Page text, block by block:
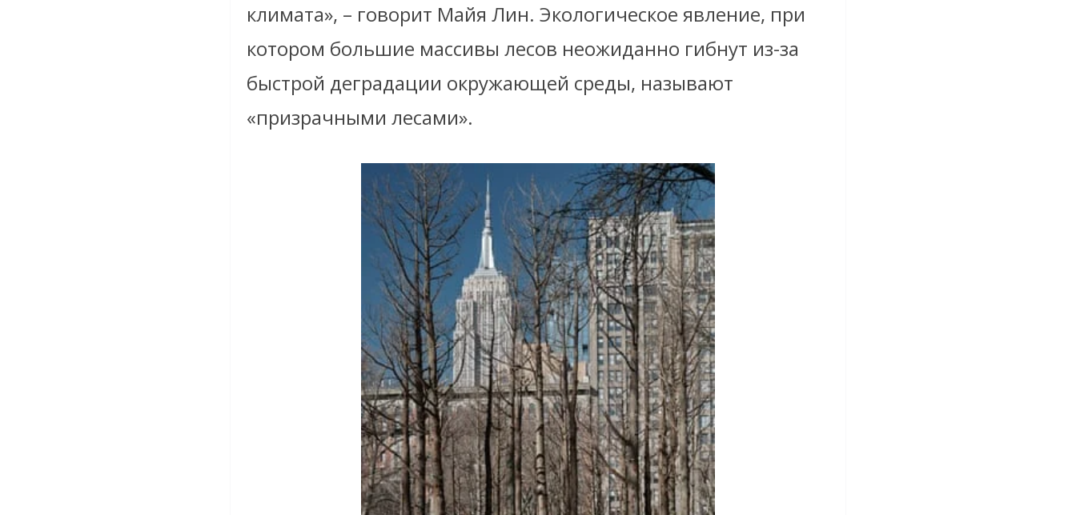
климата», – говорит Майя Лин. Экологическое явление, при
котором большие массивы лесов неожиданно гибнут из-за
быстрой деградации окружающей среды, называют
«призрачными лесами».